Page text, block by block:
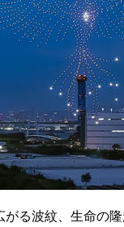
る波紋、生命の